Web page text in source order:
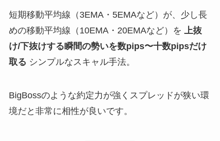
短期移動平均線（3EMA・5EMAなど）が、少し長
めの移動平均線（10EMA・20EMAなど）を 上抜
け/下抜けする瞬間の勢いを数pips〜十数pipsだけ
取る シンプルなスキャル手法。
BigBossのような約定力が強くスプレッドが狭い環
境だと非常に相性が良いです。